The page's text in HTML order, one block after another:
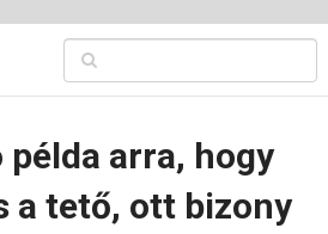
példa arra, hogy
a tető, ott bizony